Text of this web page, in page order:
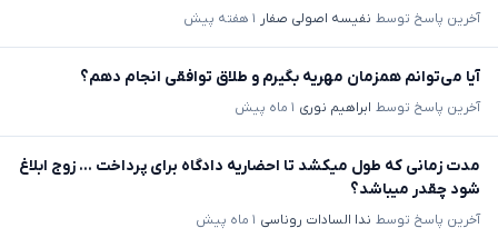
آخرین پاسخ توسط نفیسه اصولی صفار ۱ هفته پیش
آیا می‌توانم همزمان مهریه بگیرم و طلاق توافقی انجام دهم؟
آخرین پاسخ توسط ابراهیم نوری ۱ ماه پیش
مدت زمانی که طول میکشد تا احضاریه دادگاه برای پرداخت ... زوج ابلاغ
شود چقدر میباشد؟
آخرین پاسخ توسط ندا السادات روناسی ۱ ماه پیش